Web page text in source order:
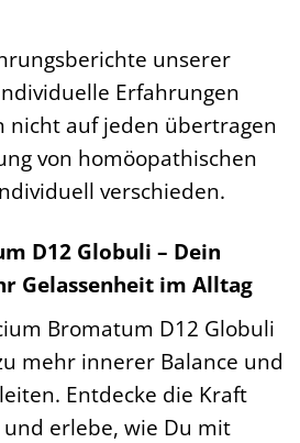
unserer
Erfahrungen
nicht auf jeden übertragen
von homöopathischen
verschieden.
D12 Globuli – Dein
Gelassenheit im Alltag
Bromatum D12 Globuli
mehr innerer Balance und
Entdecke die Kraft
erlebe, wie Du mit